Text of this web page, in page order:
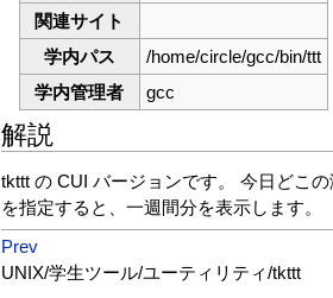
関連サイト
学内パス
/home/circle/gcc/bin/ttt
学内管理者
gcc
解説
tkttt の CUI バージョンです。 今日どこ
を指定すると、一週間分を表示します。
Prev
UNIX/学生ツール/ユーティリティ/tkttt